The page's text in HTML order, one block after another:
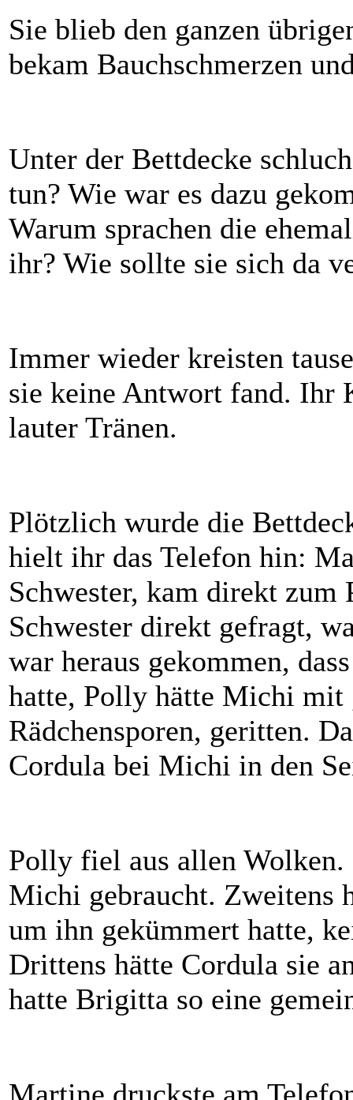
Sie blieb den ganzen
bekam Bauchschmerzen
Unter der Bettdecke
tun? Wie war es dazu
Warum sprachen die
ihr? Wie sollte sie sich da
Immer wieder kreisten
sie keine Antwort fand. Ihr
lauter Tränen.
Plötzlich wurde die
hielt ihr das Telefon hin:
Schwester, kam direkt
Schwester direkt gefragt,
war heraus gekommen,
hatte, Polly hätte Michi mit
Rädchensporen, geritten.
Cordula bei Michi in den
Polly fiel aus allen Wolken.
Michi gebraucht. Zweitens
um ihn gekümmert hatte,
Drittens hätte Cordula sie
hatte Brigitta so eine